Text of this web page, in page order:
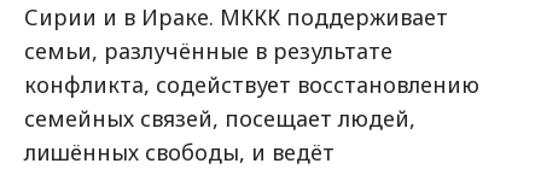
Сирии и в Ираке. МККК поддерживает
семьи, разлучённые в результате
конфликта, содействует восстановлению
семейных связей, посещает людей,
лишённых свободы, и ведёт